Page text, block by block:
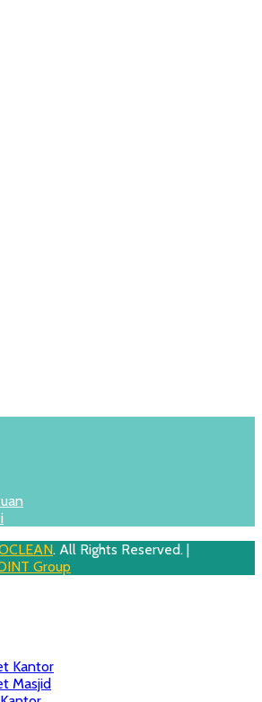
. All Rights Reserved. |
Group
Kantor
Masjid